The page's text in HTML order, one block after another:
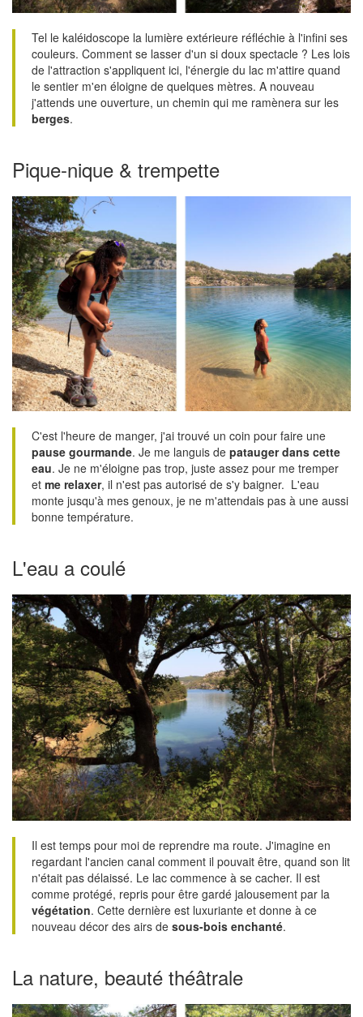
Tel le kaléidoscope la lumière extérieure réfléchie à l'infini ses
couleurs. Comment se lasser d'un si doux spectacle ? Les lois
de l'attraction s'appliquent ici, l'énergie du lac m'attire quand
le sentier m'en éloigne de quelques mètres. A nouveau
j'attends une ouverture, un chemin qui me ramènera sur les
berges.
Pique-nique & trempette
C'est l'heure de manger, j'ai trouvé un coin pour faire une
pause gourmande. Je me languis de patauger dans cette
eau. Je ne m'éloigne pas trop, juste assez pour me tremper
et me relaxer, il n'est pas autorisé de s'y baigner. L'eau
monte jusqu'à mes genoux, je ne m'attendais pas à une aussi
bonne température.
L'eau a coulé
Il est temps pour moi de reprendre ma route. J'imagine en
regardant l'ancien canal comment il pouvait être, quand son lit
n'était pas délaissé. Le lac commence à se cacher. Il est
comme protégé, repris pour être gardé jalousement par la
végétation. Cette dernière est luxuriante et donne à ce
nouveau décor des airs de sous-bois enchanté.
La nature, beauté théâtrale